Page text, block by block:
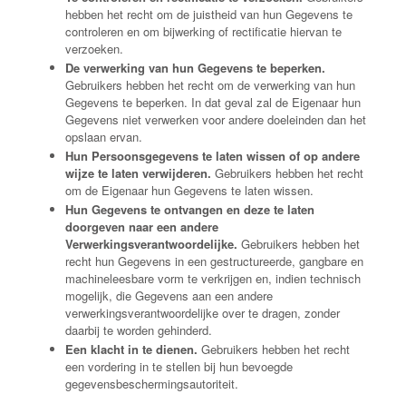
hebben het recht om de juistheid van hun Gegevens te
controleren en om bijwerking of rectificatie hiervan te
verzoeken.
De verwerking van hun Gegevens te beperken.
Gebruikers hebben het recht om de verwerking van hun
Gegevens te beperken. In dat geval zal de Eigenaar hun
Gegevens niet verwerken voor andere doeleinden dan het
opslaan ervan.
Hun Persoonsgegevens te laten wissen of op andere
wijze te laten verwijderen. Gebruikers hebben het recht
om de Eigenaar hun Gegevens te laten wissen.
Hun Gegevens te ontvangen en deze te laten
doorgeven naar een andere
Verwerkingsverantwoordelijke. Gebruikers hebben het
recht hun Gegevens in een gestructureerde, gangbare en
machineleesbare vorm te verkrijgen en, indien technisch
mogelijk, die Gegevens aan een andere
verwerkingsverantwoordelijke over te dragen, zonder
daarbij te worden gehinderd.
Een klacht in te dienen. Gebruikers hebben het recht
een vordering in te stellen bij hun bevoegde
gegevensbeschermingsautoriteit.